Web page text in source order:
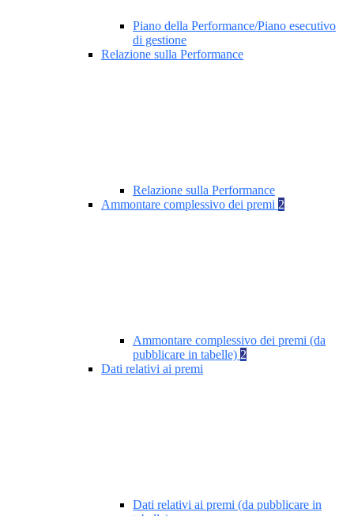
Piano della Performance/Piano esecutivo
di gestione
Relazione sulla Performance
Relazione sulla Performance
Ammontare complessivo dei premi 2
Ammontare complessivo dei premi (da
pubblicare in tabelle) 2
Dati relativi ai premi
Dati relativi ai premi (da pubblicare in